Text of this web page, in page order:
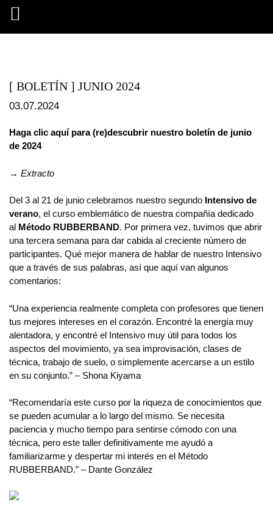
[ BOLETÍN ] JUNIO 2024
03.07.2024
Haga clic aquí para (re)descubrir nuestro boletín de junio
de 2024
→ Extracto
Del 3 al 21 de junio celebramos nuestro segundo Intensivo de
verano, el curso emblemático de nuestra compañía dedicado
al Método RUBBERBAND. Por primera vez, tuvimos que abrir
una tercera semana para dar cabida al creciente número de
participantes. Qué mejor manera de hablar de nuestro Intensivo
que a través de sus palabras, así que aquí van algunos
comentarios:
“Una experiencia realmente completa con profesores que tienen
tus mejores intereses en el corazón. Encontré la energía muy
alentadora, y encontré el Intensivo muy útil para todos los
aspectos del movimiento, ya sea improvisación, clases de
técnica, trabajo de suelo, o simplemente acercarse a un estilo
en su conjunto.” – Shona Kiyama
“Recomendaría este curso por la riqueza de conocimientos que
se pueden acumular a lo largo del mismo. Se necesita
paciencia y mucho tiempo para sentirse cómodo con una
técnica, pero este taller definitivamente me ayudó a
familiarizarme y despertar mi interés en el Método
RUBBERBAND.” – Dante González